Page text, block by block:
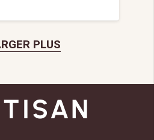
PLUS